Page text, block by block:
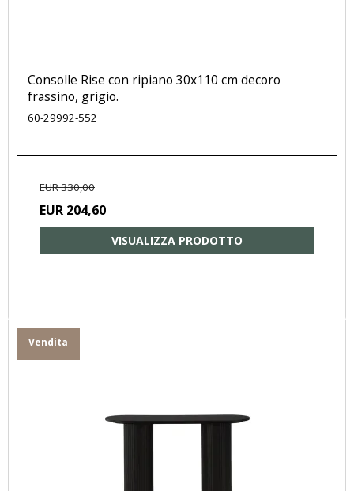
Consolle Rise con ripiano 30x110 cm decoro
frassino, grigio.
60-29992-552
EUR 330,00
EUR 204,60
VISUALIZZA PRODOTTO
Vendita